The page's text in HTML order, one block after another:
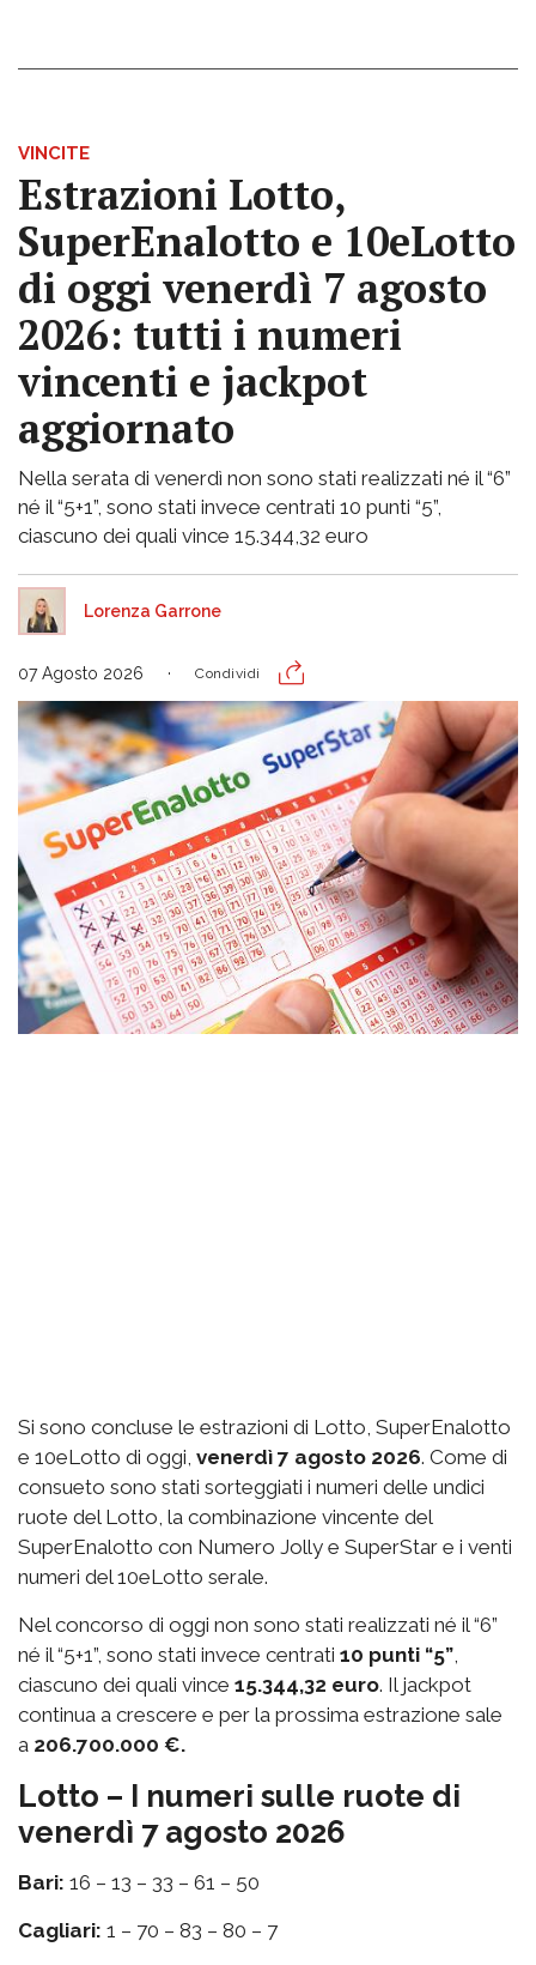
VINCITE
Estrazioni Lotto,
SuperEnalotto e 10eLotto
di oggi venerdì 7 agosto
2026: tutti i numeri
vincenti e jackpot
aggiornato
Nella serata di venerdì non sono stati realizzati né il “6”
né il “5+1”, sono stati invece centrati 10 punti “5”,
ciascuno dei quali vince 15.344,32 euro
Lorenza Garrone
07 Agosto 2026 Condividi
Si sono concluse le estrazioni di Lotto, SuperEnalotto
e 10eLotto di oggi, venerdì 7 agosto 2026. Come di
consueto sono stati sorteggiati i numeri delle undici
ruote del Lotto, la combinazione vincente del
SuperEnalotto con Numero Jolly e SuperStar e i venti
numeri del 10eLotto serale.
Nel concorso di oggi non sono stati realizzati né il “6”
né il “5+1”, sono stati invece centrati 10 punti “5”,
ciascuno dei quali vince 15.344,32 euro. Il jackpot
continua a crescere e per la prossima estrazione sale
a 206.700.000 €.
Lotto – I numeri sulle ruote di
venerdì 7 agosto 2026
Bari: 16 – 13 – 33 – 61 – 50
Cagliari: 1 – 70 – 83 – 80 – 7